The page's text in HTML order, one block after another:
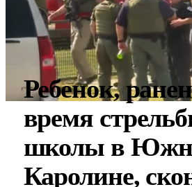
Ребенок,
время
школы в
Каролине,